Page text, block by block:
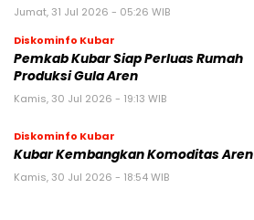
Jumat, 31 Jul 2026 - 05:26 WIB
Diskominfo Kubar
Pemkab Kubar Siap Perluas Rumah
Produksi Gula Aren
Kamis, 30 Jul 2026 - 19:13 WIB
Diskominfo Kubar
Kubar Kembangkan Komoditas Aren
Kamis, 30 Jul 2026 - 18:54 WIB